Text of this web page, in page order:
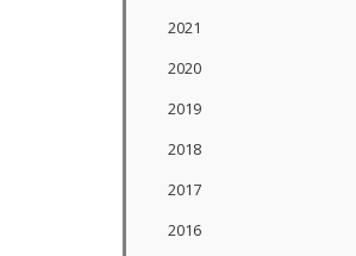
2021
2020
2019
2018
2017
2016